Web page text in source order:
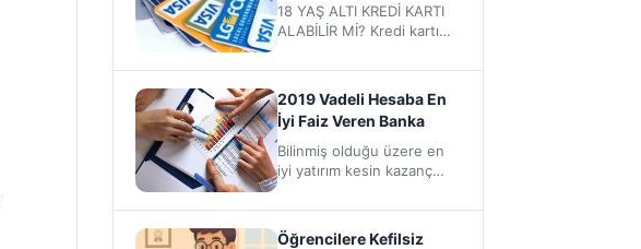
18 YAŞ ALTI KREDİ KARTI
ALABİLİR Mİ? Kredi kartı
salgınlarından biri oldu.
Herkesin…
2019 Vadeli Hesaba En
İyi Faiz Veren Banka
Bilinmiş olduğu üzere en
iyi yatırım kesin kazanç
işini sağlama almak isteyen
risklerden…
Öğrencilere Kefilsiz